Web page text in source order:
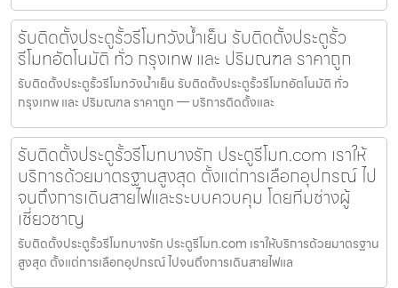
รับติดตั้งประตูรั้วรีโมทวังน้ำเย็น รับติดตั้งประตูรั้ว
รีโมทอัตโนมัติ ทั่ว กรุงเทพ และ ปริมณฑล ราคาถูก
รับติดตั้งประตูรั้วรีโมทวังน้ำเย็น รับติดตั้งประตูรั้วรีโมทอัตโนมัติ ทั่ว
กรุงเทพ และ ปริมณฑล ราคาถูก — บริการติดตั้งและ
รับติดตั้งประตูรั้วรีโมทบางรัก ประตูรีโมท.com เราให้
บริการด้วยมาตรฐานสูงสุด ตั้งแต่การเลือกอุปกรณ์ ไป
จนถึงการเดินสายไฟและระบบควบคุม โดยทีมช่างผู้
เชี่ยวชาญ
รับติดตั้งประตูรั้วรีโมทบางรัก ประตูรีโมท.com เราให้บริการด้วยมาตรฐาน
สูงสุด ตั้งแต่การเลือกอุปกรณ์ ไปจนถึงการเดินสายไฟแล